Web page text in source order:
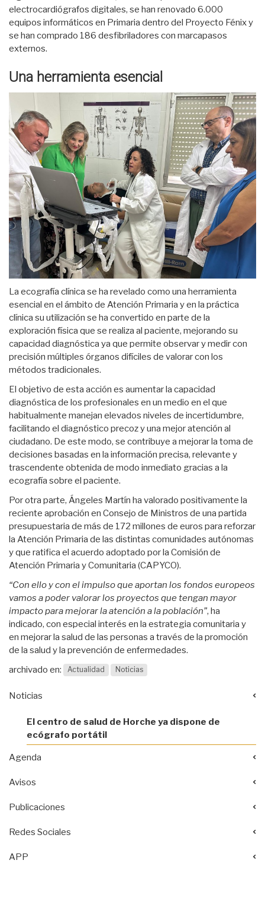
electrocardiógrafos digitales, se han renovado 6.000
equipos informáticos en Primaria dentro del Proyecto Fénix y
se han comprado 186 desfibriladores con marcapasos
externos.
Una herramienta esencial
La ecografía clínica se ha revelado como una herramienta
esencial en el ámbito de Atención Primaria y en la práctica
clínica su utilización se ha convertido en parte de la
exploración física que se realiza al paciente, mejorando su
capacidad diagnóstica ya que permite observar y medir con
precisión múltiples órganos difíciles de valorar con los
métodos tradicionales.
El objetivo de esta acción es aumentar la capacidad
diagnóstica de los profesionales en un medio en el que
habitualmente manejan elevados niveles de incertidumbre,
facilitando el diagnóstico precoz y una mejor atención al
ciudadano. De este modo, se contribuye a mejorar la toma de
decisiones basadas en la información precisa, relevante y
trascendente obtenida de modo inmediato gracias a la
ecografía sobre el paciente.
Por otra parte, Ángeles Martín ha valorado positivamente la
reciente aprobación en Consejo de Ministros de una partida
presupuestaria de más de 172 millones de euros para reforzar
la Atención Primaria de las distintas comunidades autónomas
y que ratifica el acuerdo adoptado por la Comisión de
Atención Primaria y Comunitaria (CAPYCO).
“Con ello y con el impulso que aportan los fondos europeos
vamos a poder valorar los proyectos que tengan mayor
impacto para mejorar la atención a la población”, ha
indicado, con especial interés en la estrategia comunitaria y
en mejorar la salud de las personas a través de la promoción
de la salud y la prevención de enfermedades.
archivado en:
Actualidad Noticias
Noticias
El centro de salud de Horche ya dispone de
ecógrafo portátil
Agenda
Avisos
Publicaciones
Redes Sociales
APP